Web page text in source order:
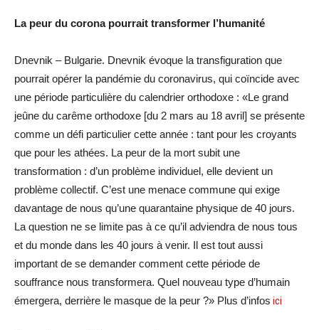
La peur du corona pourrait transformer l’humanité
Dnevnik – Bulgarie. Dnevnik évoque la transfiguration que
pourrait opérer la pandémie du coronavirus, qui coïncide avec
une période particulière du calendrier orthodoxe : «Le grand
jeûne du carême orthodoxe [du 2 mars au 18 avril] se présente
comme un défi particulier cette année : tant pour les croyants
que pour les athées. La peur de la mort subit une
transformation : d’un problème individuel, elle devient un
problème collectif. C’est une menace commune qui exige
davantage de nous qu’une quarantaine physique de 40 jours.
La question ne se limite pas à ce qu’il adviendra de nous tous
et du monde dans les 40 jours à venir. Il est tout aussi
important de se demander comment cette période de
souffrance nous transformera. Quel nouveau type d’humain
émergera, derrière le masque de la peur ?» Plus d’infos ici